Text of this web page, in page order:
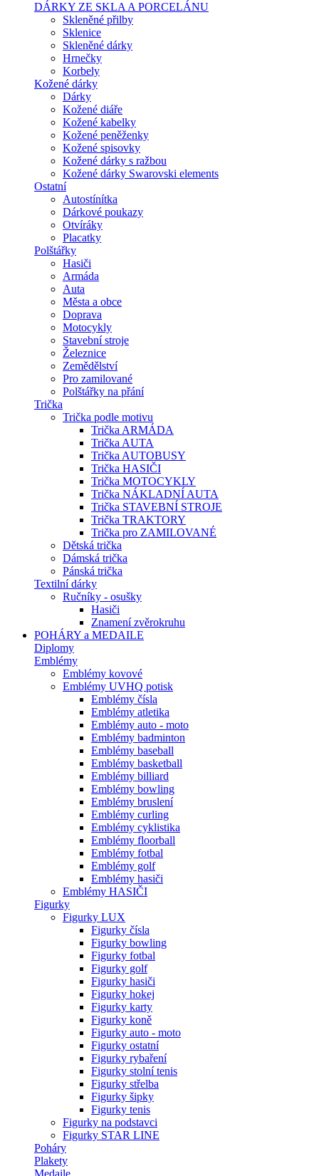
DÁRKY ZE SKLA A PORCELÁNU
Skleněné přilby
Sklenice
Skleněné dárky
Hrnečky
Korbely
Kožené dárky
Dárky
Kožené diáře
Kožené kabelky
Kožené peněženky
Kožené spisovky
Kožené dárky s ražbou
Kožené dárky Swarovski elements
Ostatní
Autostínítka
Dárkové poukazy
Otvíráky
Placatky
Polštářky
Hasiči
Armáda
Auta
Města a obce
Doprava
Motocykly
Stavební stroje
Železnice
Zemědělství
Pro zamilované
Polštářky na přání
Trička
Trička podle motivu
Trička ARMÁDA
Trička AUTA
Trička AUTOBUSY
Trička HASIČI
Trička MOTOCYKLY
Trička NÁKLADNÍ AUTA
Trička STAVEBNÍ STROJE
Trička TRAKTORY
Trička pro ZAMILOVANÉ
Dětská trička
Dámská trička
Pánská trička
Textilní dárky
Ručníky - osušky
Hasiči
Znamení zvěrokruhu
POHÁRY a MEDAILE
Diplomy
Emblémy
Emblémy kovové
Emblémy UVHQ potisk
Emblémy čísla
Emblémy atletika
Emblémy auto - moto
Emblémy badminton
Emblémy baseball
Emblémy basketball
Emblémy billiard
Emblémy bowling
Emblémy bruslení
Emblémy curling
Emblémy cyklistika
Emblémy floorball
Emblémy fotbal
Emblémy golf
Emblémy hasiči
Emblémy HASIČI
Figurky
Figurky LUX
Figurky čísla
Figurky bowling
Figurky fotbal
Figurky golf
Figurky hasiči
Figurky hokej
Figurky karty
Figurky koně
Figurky auto - moto
Figurky ostatní
Figurky rybaření
Figurky stolní tenis
Figurky střelba
Figurky šipky
Figurky tenis
Figurky na podstavci
Figurky STAR LINE
Poháry
Plakety
Medaile